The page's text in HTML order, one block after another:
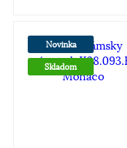
Novinka
Skladom